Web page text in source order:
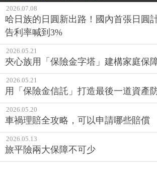
2026.07.08
哈日族的日圓新出路！國內首張日圓
告利率喊到3%
2026.05.21
夾心族用「保險金字塔」建構家庭保
2026.05.21
用「保險金信託」打造最後一道資產
2026.05.20
車禍理賠全攻略，可以申請哪些賠償
2026.05.13
旅平險兩大保障不可少